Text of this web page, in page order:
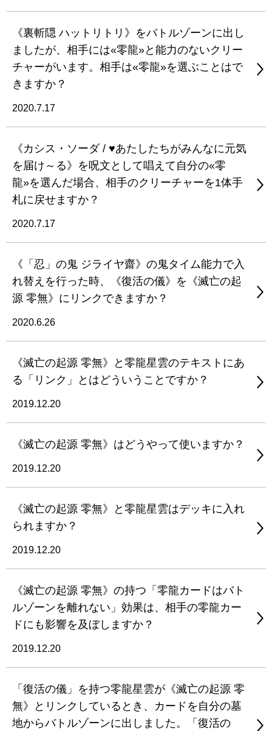
《裏斬隠 ハットリトリ》をバトルゾーンに出し
ましたが、相手には«零龍»と能力のないクリー
チャーがいます。相手は«零龍»を選ぶことはで
きますか？
2020.7.17
《カシス・ソーダ / ♥あたしたちがみんなに元気
を届け～る》を呪文として唱えて自分の«零
龍»を選んだ場合、相手のクリーチャーを1体手
札に戻せますか？
2020.7.17
《「忍」の鬼 ジライヤ齋》の鬼タイム能力で入
れ替えを行った時、《復活の儀》を《滅亡の起
源 零無》にリンクできますか？
2020.6.26
《滅亡の起源 零無》と零龍星雲のテキストにあ
る「リンク」とはどういうことですか？
2019.12.20
《滅亡の起源 零無》はどうやって使いますか？
2019.12.20
《滅亡の起源 零無》と零龍星雲はデッキに入れ
られますか？
2019.12.20
《滅亡の起源 零無》の持つ「零龍カードはバト
ルゾーンを離れない」効果は、相手の零龍カー
ドにも影響を及ぼしますか？
2019.12.20
「復活の儀」を持つ零龍星雲が《滅亡の起源 零
無》とリンクしているとき、カードを自分の墓
地からバトルゾーンに出しました。「復活の